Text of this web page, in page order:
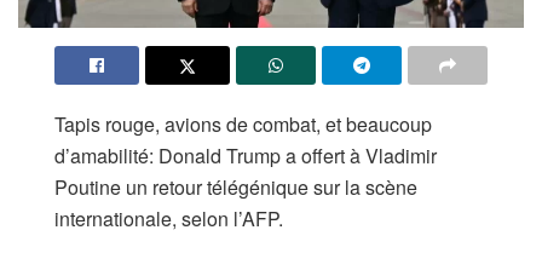
Tapis rouge, avions de combat, et beaucoup
d’amabilité: Donald Trump a offert à Vladimir
Poutine un retour télégénique sur la scène
internationale, selon l’AFP.